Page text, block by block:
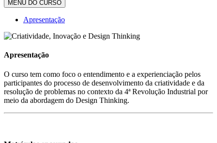
MENU DO CURSO
Apresentação
Apresentação
O curso tem como foco o entendimento e a experienciação pelos
participantes do processo de desenvolvimento da criatividade e da
resolução de problemas no contexto da 4ª Revolução Industrial por
meio da abordagem do Design Thinking.